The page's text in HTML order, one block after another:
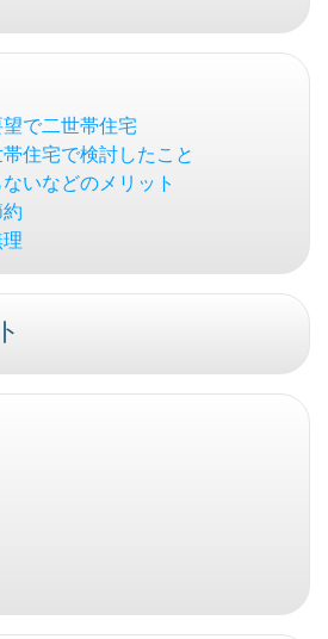
で二世帯住宅
住宅で検討したこと
いなどのメリット